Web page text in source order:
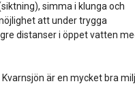
simma i klunga och
att under trygga
distanser i öppet vatten
är en mycket bra